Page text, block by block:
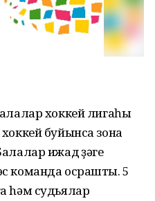
хоккей лигаһы
буйынса зона
ижад үҙәге
команда осрашты. 5
hәм судьялар